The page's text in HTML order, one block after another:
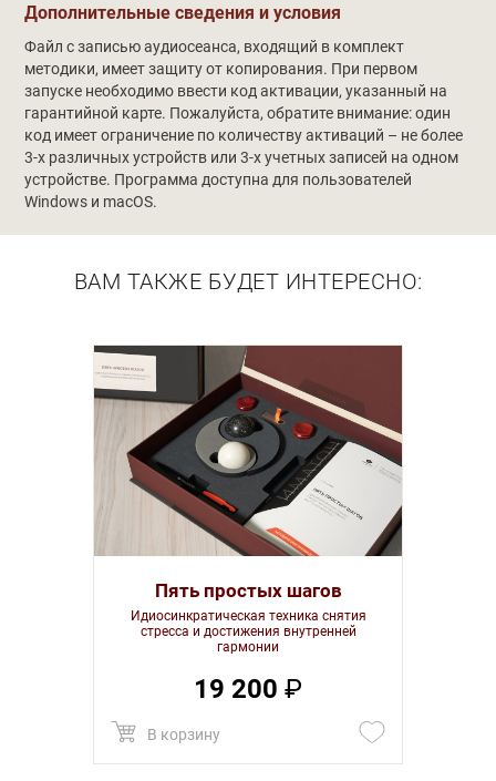
Дополнительные сведения и условия
Файл с записью аудиосеанса, входящий в комплект
методики, имеет защиту от копирования. При первом
запуске необходимо ввести код активации, указанный на
гарантийной карте. Пожалуйста, обратите внимание: один
код имеет ограничение по количеству активаций – не более
3-х различных устройств или 3-х учетных записей на одном
устройстве. Программа доступна для пользователей
Windows и macOS.
ВАМ ТАКЖЕ БУДЕТ ИНТЕРЕСНО:
Пять простых шагов
Идиосинкратическая техника снятия
стресса и достижения внутренней
гармонии
19 200 ₽
В корзину